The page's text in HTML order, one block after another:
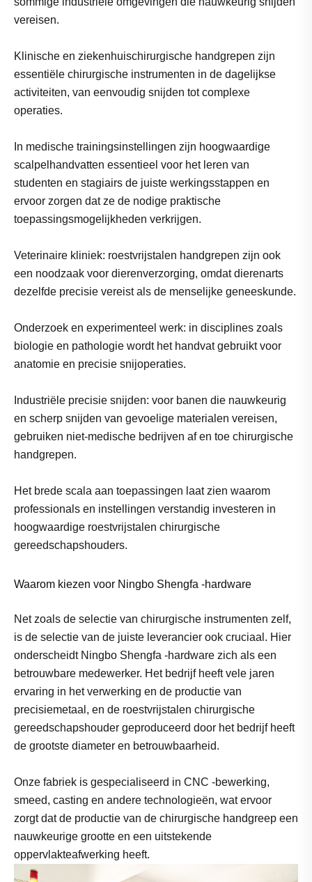
vereisen.
Klinische en ziekenhuischirurgische handgrepen zijn
essentiële chirurgische instrumenten in de dagelijkse
activiteiten, van eenvoudig snijden tot complexe
operaties.
In medische trainingsinstellingen zijn hoogwaardige
scalpelhandvatten essentieel voor het leren van
studenten en stagiairs de juiste werkingsstappen en
ervoor zorgen dat ze de nodige praktische
toepassingsmogelijkheden verkrijgen.
Veterinaire kliniek: roestvrijstalen handgrepen zijn ook
een noodzaak voor dierenverzorging, omdat dierenarts
dezelfde precisie vereist als de menselijke geneeskunde.
Onderzoek en experimenteel werk: in disciplines zoals
biologie en pathologie wordt het handvat gebruikt voor
anatomie en precisie snijoperaties.
Industriële precisie snijden: voor banen die nauwkeurig
en scherp snijden van gevoelige materialen vereisen,
gebruiken niet-medische bedrijven af ​​en toe chirurgische
handgrepen.
Het brede scala aan toepassingen laat zien waarom
professionals en instellingen verstandig investeren in
hoogwaardige roestvrijstalen chirurgische
gereedschapshouders.
Waarom kiezen voor Ningbo Shengfa -hardware
Net zoals de selectie van chirurgische instrumenten zelf,
is de selectie van de juiste leverancier ook cruciaal. Hier
onderscheidt Ningbo Shengfa -hardware zich als een
betrouwbare medewerker. Het bedrijf heeft vele jaren
ervaring in het verwerking en de productie van
precisiemetaal, en de roestvrijstalen chirurgische
gereedschapshouder geproduceerd door het bedrijf heeft
de grootste diameter en betrouwbaarheid.
Onze fabriek is gespecialiseerd in CNC -bewerking,
smeed, casting en andere technologieën, wat ervoor
zorgt dat de productie van de chirurgische handgreep een
nauwkeurige grootte en een uitstekende
oppervlakteafwerking heeft.